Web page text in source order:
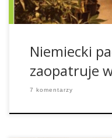
Niemiecki
zaopatruje
7 komentarzy